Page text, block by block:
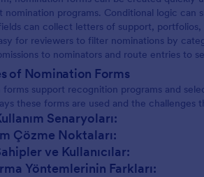
programs. Conditional logic can
can collect letters of support,
for reviewers to filter nominations by
to nominators and route entries to
of Nomination Forms
forms support recognition programs and
these forms are used and the challenges
Senaryoları:
Çözme Noktaları:
ve Kullanıcılar:
Yöntemlerinin Farkları: